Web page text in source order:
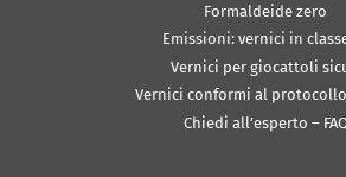
Formaldeide zero
Emissioni: vernici in
Vernici per giocattoli
Vernici conformi al protocollo
Chiedi all’esperto –